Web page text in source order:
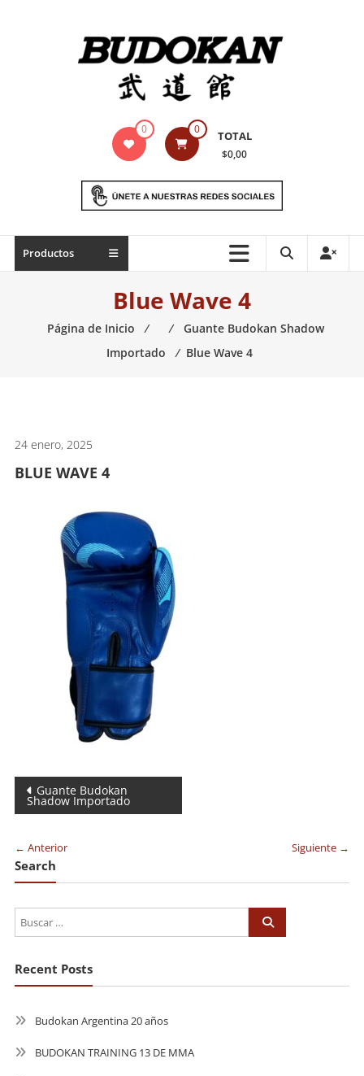
Indumentaria
marciales
Todo
necesario
0 0 TOTAL
$0,00
Productos
Blue Wave 4
Página de Inicio ⁄ ⁄
Guante Budokan Shadow
Importado
⁄ Blue Wave 4
24 enero, 2025
BLUE WAVE 4
Navegación
de
entradas
Guante Budokan
Shadow Importado
← Anterior Siguiente →
Search
Recent Posts
Budokan Argentina 20 años
BUDOKAN TRAINING 13 DE MMA